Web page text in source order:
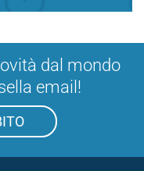
dal mondo
email!